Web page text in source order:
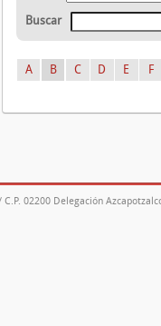
Buscar
A B C D E F
C.P. 02200 Delegación